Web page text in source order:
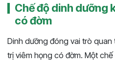
Chế độ dinh dưỡng
có đờm
Dinh dưỡng đóng vai trò
trị viêm họng có đờm. Một